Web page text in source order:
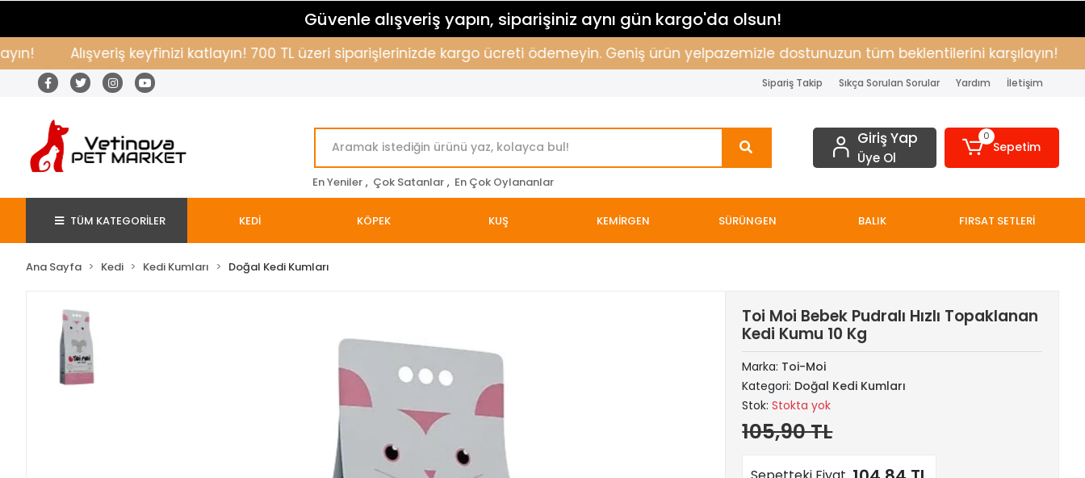
Güvenle alışveriş yapın, siparişiniz aynı gün kargo'da olsun!
Alışveriş keyfinizi katlayın! 700 TL üzeri siparişlerinizde kargo ücreti ödemeyin. Geniş ürün yelpazemizle dostunuzun tüm beklentilerini karşılayın!
Sipariş Takip Sıkça Sorulan Sorular Yardım İletişim
En Yeniler , Çok Satanlar , En Çok Oylananlar
Giriş Yap
Üye Ol
0
Sepetim
TÜM KATEGORİLER KEDİ KÖPEK KUŞ KEMİRGEN SÜRÜNGEN BALIK FIRSAT SETLERİ
Ana Sayfa Kedi Kedi Kumları Doğal Kedi Kumları
Toi Moi Bebek Pudralı Hızlı Topaklanan
Kedi Kumu 10 Kg
Marka: Toi-Moi
Kategori: Doğal Kedi Kumları
Stok:Stokta yok
105,90 TL